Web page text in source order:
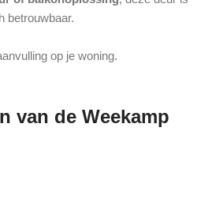
betrouwbaar.
op je woning.
van de Weekamp